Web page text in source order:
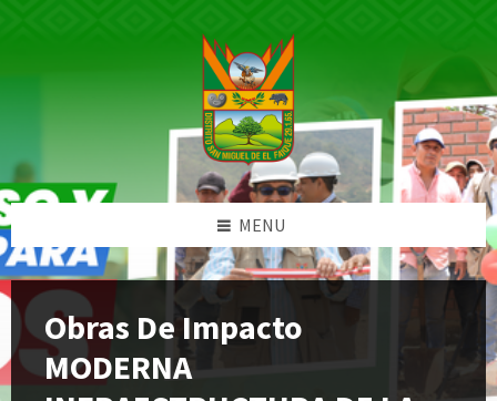
MENU
Obras De Impacto
MODERNA